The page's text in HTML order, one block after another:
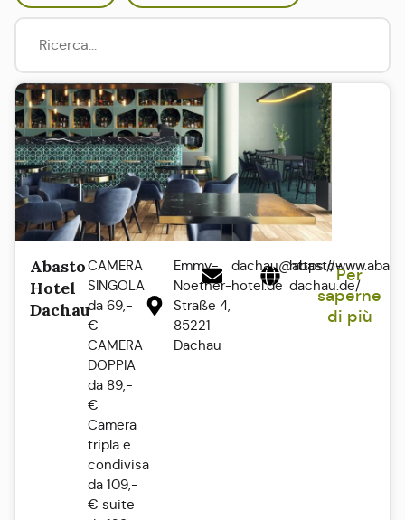
Abasto
Hotel
Dachau
CAMERA
SINGOLA
da 69,-
€
CAMERA
DOPPIA
da 89,-
€
Camera
tripla e
condivisa
da 109,-
€ suite
Emmy-
Noether-
Straße 4,
85221
Dachau
dachau@abasto-
hotel.de
https://
dachau.de/
Per
saperne
di più